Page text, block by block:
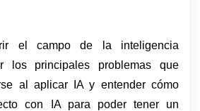
el campo de la inteligencia
los principales problemas que
al aplicar IA y entender cómo
con IA para poder tener un